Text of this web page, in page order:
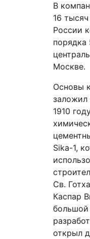
В
16
России
порядка
Москве.
Основы
заложил
1910
Sika-1,
Св.
Каспар
большой
открыл